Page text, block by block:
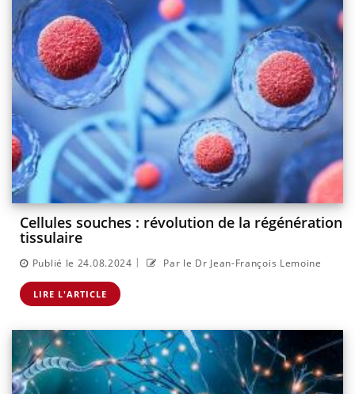
Cellules souches : révolution de la régénération
tissulaire
Publié le 24.08.2024 | Par le Dr Jean-François Lemoine
LIRE L'ARTICLE